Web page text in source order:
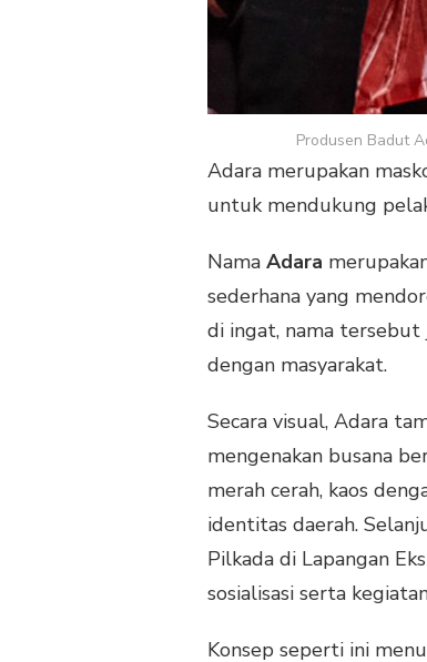
Produsen Badut
Adara merupakan
untuk mendukung
Nama Adara
sederhana yang
di ingat, nama tersebut
dengan masyarakat.
Secara visual, Adara
mengenakan busana
merah cerah, kaos
identitas daerah.
Pilkada di Lapangan
sosialisasi serta
Konsep seperti ini